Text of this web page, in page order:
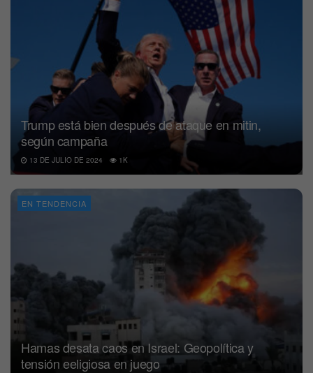
Trump está bien después de ataque en mitin,
según campaña
13 DE JULIO DE 2024 1K
EN TENDENCIA
Hamas desata caos en Israel: Geopolítica y
tensión eeligiosa en juego